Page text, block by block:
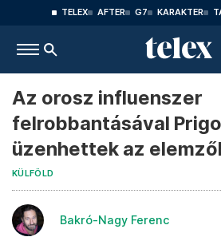
TELEX AFTER G7 KARAKTER
Az orosz influenszer
felrobbantásával
üzenhettek az
KÜLFÖLD
Bakró-Nagy Ferenc